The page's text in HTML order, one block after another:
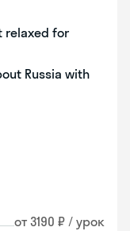
relaxed for
Russia with
от 3190 ₽ / урок